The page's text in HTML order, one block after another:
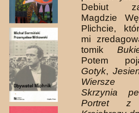
Debiut
Magdzie
Plichcie,
mi
tomik
Potem
Gotyk,
Wiersze
Skrzynia
Portret z